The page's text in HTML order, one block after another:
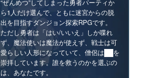
“ぜんめつ”してしまった勇者パーティか
ら1人だけ選んで、ともに迷宮からの脱
出を目指すダンジョン探索RPGです。
ただし勇者は「はい/いいえ」しか喋れ
ず、魔法使いは魔法が使えず、戦士は可
愛らしい人形になっていて、僧侶は██を
崇拝しています。誰を救うのかを選ぶの
は、あなたです。